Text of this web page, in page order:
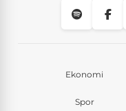
Ekonomi
Spor